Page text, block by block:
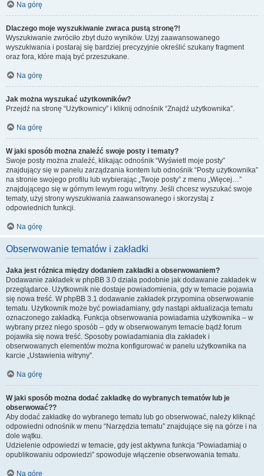
Na górę
Dlaczego moje wyszukiwanie zwraca pustą stronę?!
Wyszukiwanie zwróciło zbyt dużo wyników. Użyj zaawansowanego
wyszukiwania i postaraj się bardziej precyzyjnie określić szukany fragment
oraz fora, które mają być przeszukane.
Na górę
Jak można wyszukać użytkowników?
Przejdź na stronę “Użytkownicy” i kliknij odnośnik “Znajdź użytkownika”.
Na górę
W jaki sposób można znaleźć swoje posty i tematy?
Swoje posty można znaleźć, klikając odnośnik “Wyświetl moje posty”
znajdujący się w panelu zarządzania kontem lub odnośnik “Posty użytkownika”
na stronie swojego profilu lub wybierając „Twoje posty” z menu „Więcej…”
znajdującego się w górnym lewym rogu witryny. Jeśli chcesz wyszukać swoje
tematy, użyj strony wyszukiwania zaawansowanego i skorzystaj z
odpowiednich funkcji.
Na górę
Obserwowanie tematów i zakładki
Jaka jest różnica między dodaniem zakładki a obserwowaniem?
Dodawanie zakładek w phpBB 3.0 działa podobnie jak dodawanie zakładek w
przeglądarce. Użytkownik nie dostaje powiadomienia, gdy w temacie pojawia
się nowa treść. W phpBB 3.1 dodawanie zakładek przypomina obserwowanie
tematu. Użytkownik może być powiadamiany, gdy nastąpi aktualizacja tematu
oznaczonego zakładką. Funkcja obserwowania powiadamia użytkownika – w
wybrany przez niego sposób – gdy w obserwowanym temacie bądź forum
pojawiła się nowa treść. Sposoby powiadamiania dla zakładek i
obserwowanych elementów można konfigurować w panelu użytkownika na
karcie „Ustawienia witryny”.
Na górę
W jaki sposób można dodać zakładkę do wybranych tematów lub je
obserwować??
Aby dodać zakładkę do wybranego tematu lub go obserwować, należy kliknąć
odpowiedni odnośnik w menu “Narzędzia tematu” znajdujące się na górze i na
dole wątku.
Udzielenie odpowiedzi w temacie, gdy jest aktywna funkcja “Powiadamiaj o
opublikowaniu odpowiedzi” spowoduje włączenie obserwowania tematu.
Na górę